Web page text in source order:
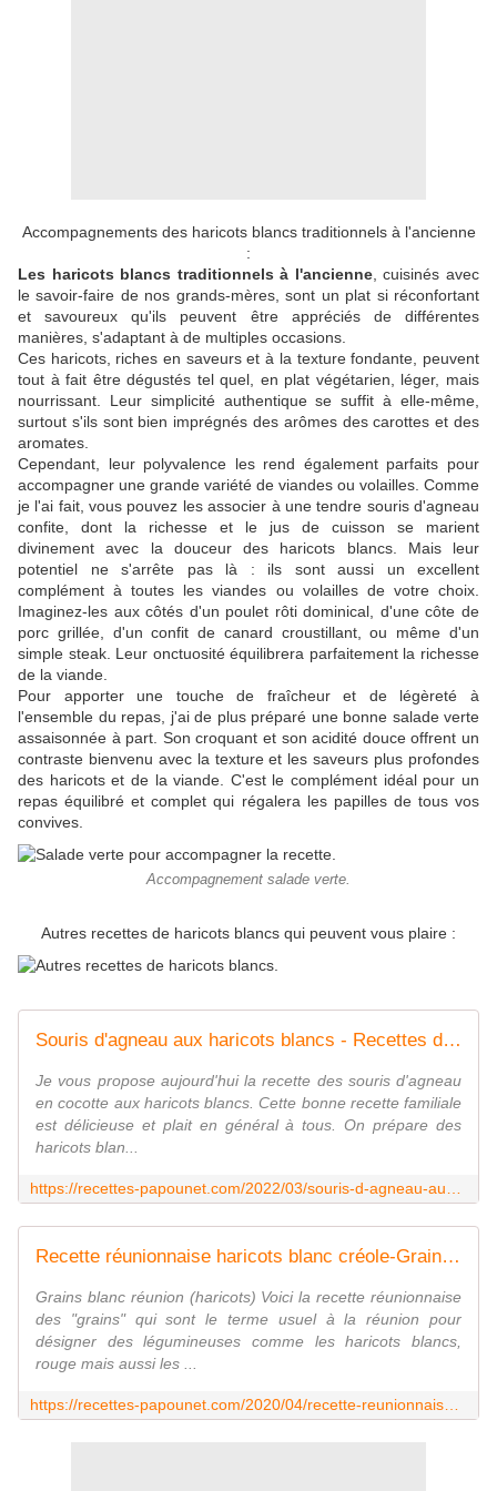
Accompagnements des haricots blancs traditionnels à l'ancienne
:
Les haricots blancs traditionnels à l'ancienne, cuisinés avec
le savoir-faire de nos grands-mères, sont un plat si réconfortant
et savoureux qu'ils peuvent être appréciés de différentes
manières, s'adaptant à de multiples occasions.
Ces haricots, riches en saveurs et à la texture fondante, peuvent
tout à fait être dégustés tel quel, en plat végétarien, léger, mais
nourrissant. Leur simplicité authentique se suffit à elle-même,
surtout s'ils sont bien imprégnés des arômes des carottes et des
aromates.
Cependant, leur polyvalence les rend également parfaits pour
accompagner une grande variété de viandes ou volailles. Comme
je l'ai fait, vous pouvez les associer à une tendre souris d'agneau
confite, dont la richesse et le jus de cuisson se marient
divinement avec la douceur des haricots blancs. Mais leur
potentiel ne s'arrête pas là : ils sont aussi un excellent
complément à toutes les viandes ou volailles de votre choix.
Imaginez-les aux côtés d'un poulet rôti dominical, d'une côte de
porc grillée, d'un confit de canard croustillant, ou même d'un
simple steak. Leur onctuosité équilibrera parfaitement la richesse
de la viande.
Pour apporter une touche de fraîcheur et de légèreté à
l'ensemble du repas, j'ai de plus préparé une bonne salade verte
assaisonnée à part. Son croquant et son acidité douce offrent un
contraste bienvenu avec la texture et les saveurs plus profondes
des haricots et de la viande. C'est le complément idéal pour un
repas équilibré et complet qui régalera les papilles de tous vos
convives.
Accompagnement salade verte.
Autres recettes de haricots blancs qui peuvent vous plaire :
Souris d'agneau aux haricots blancs - Recettes de Papounet
Je vous propose aujourd'hui la recette des souris d'agneau
en cocotte aux haricots blancs. Cette bonne recette familiale
est délicieuse et plait en général à tous. On prépare des
haricots blan...
Recette réunionnaise haricots blanc créole-Grains Réunion - Recettes de Papounet
Grains blanc réunion (haricots) Voici la recette réunionnaise
des "grains" qui sont le terme usuel à la réunion pour
désigner des légumineuses comme les haricots blancs,
rouge mais aussi les ...